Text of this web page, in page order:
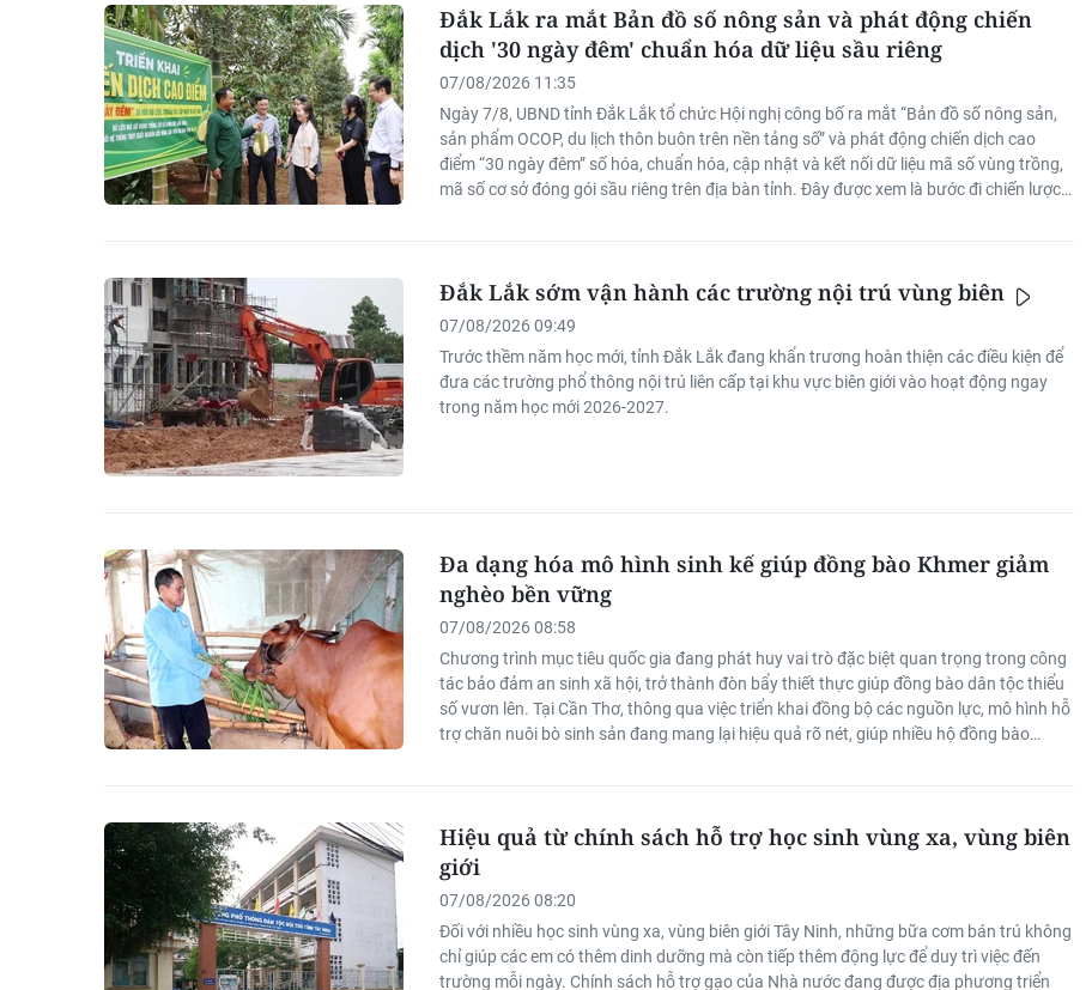
Đắk Lắk ra mắt Bản đồ số nông sản và phát động chiến
dịch '30 ngày đêm' chuẩn hóa dữ liệu sầu riêng
07/08/2026 11:35
Ngày 7/8, UBND tỉnh Đắk Lắk tổ chức Hội nghị công bố ra mắt “Bản đồ số nông sản,
sản phẩm OCOP, du lịch thôn buôn trên nền tảng số” và phát động chiến dịch cao
điểm “30 ngày đêm” số hóa, chuẩn hóa, cập nhật và kết nối dữ liệu mã số vùng trồng,
mã số cơ sở đóng gói sầu riêng trên địa bàn tỉnh. Đây được xem là bước đi chiến lược
Đắk Lắk sớm vận hành các trường nội trú vùng biên
07/08/2026 09:49
Trước thềm năm học mới, tỉnh Đắk Lắk đang khẩn trương hoàn thiện các điều kiện để
đưa các trường phổ thông nội trú liên cấp tại khu vực biên giới vào hoạt động ngay
trong năm học mới 2026-2027.
Đa dạng hóa mô hình sinh kế giúp đồng bào Khmer giảm
nghèo bền vững
07/08/2026 08:58
Chương trình mục tiêu quốc gia đang phát huy vai trò đặc biệt quan trọng trong công
tác bảo đảm an sinh xã hội, trở thành đòn bẩy thiết thực giúp đồng bào dân tộc thiểu
số vươn lên. Tại Cần Thơ, thông qua việc triển khai đồng bộ các nguồn lực, mô hình hỗ
trợ chăn nuôi bò sinh sản đang mang lại hiệu quả rõ nét, giúp nhiều hộ đồng bào
Hiệu quả từ chính sách hỗ trợ học sinh vùng xa, vùng biên
giới
07/08/2026 08:20
Đối với nhiều học sinh vùng xa, vùng biên giới Tây Ninh, những bữa cơm bán trú không
chỉ giúp các em có thêm dinh dưỡng mà còn tiếp thêm động lực để duy trì việc đến
trường mỗi ngày. Chính sách hỗ trợ gạo của Nhà nước đang được địa phương triển